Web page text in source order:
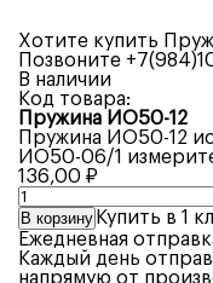
Хотите купить
Позвоните
В наличии
Код товара:
Пружина ИО50-12
Пружина ИО50-12
ИО50-06/1
136,00 ₽
Количество
товара
Пружина
ИО50-
12
В корзину Купить в 1
Ежедневная
Каждый день
напрямую от